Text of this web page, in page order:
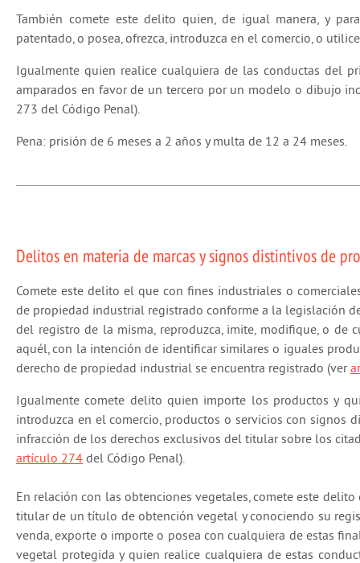
También comete este delito quien, de igual manera, y
patentado, o posea, ofrezca, introduzca en el comercio, o
Igualmente quien realice cualquiera de las conductas del
amparados en favor de un tercero por un modelo o dibujo
273 del Código Penal).
Pena: prisión de 6 meses a 2 años y multa de 12 a 24 meses.
Delitos en materia de marcas y signos distintivos de
Comete este delito el que con fines industriales o
de propiedad industrial registrado conforme a la legislación
del registro de la misma, reproduzca, imite, modifique, o
aquél, con la intención de identificar similares o iguales
derecho de propiedad industrial se encuentra registrado (ver
Igualmente comete delito quien importe los productos y
introduzca en el comercio, productos o servicios con signos
infracción de los derechos exclusivos del titular sobre los
artículo 274 del Código Penal).
En relación con las obtenciones vegetales, comete este
titular de un título de obtención vegetal y conociendo su
venda, exporte o importe o posea con cualquiera de estas
vegetal protegida y quien realice cualquiera de estas